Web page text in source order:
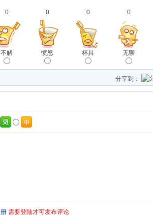
0
不解
0
愤怒
0
杯具
0
无聊
分享到：